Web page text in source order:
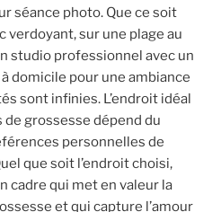
séance photo. Que ce soit
verdoyant, sur une plage au
studio professionnel avec un
domicile pour une ambiance
sont infinies. L’endroit idéal
grossesse dépend du
personnelles de
que soit l’endroit choisi,
cadre qui met en valeur la
et qui capture l’amour